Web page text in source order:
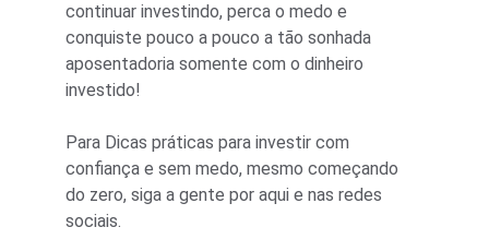
continuar investindo, perca o medo e
conquiste pouco a pouco a tão sonhada
aposentadoria somente com o dinheiro
investido!
Para Dicas práticas para investir com
confiança e sem medo, mesmo começando
do zero, siga a gente por aqui e nas redes
sociais.